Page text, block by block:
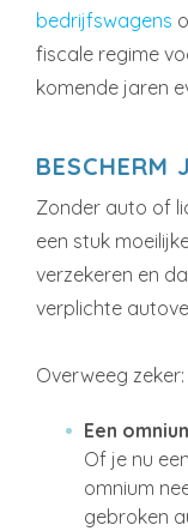
bedrijfswagens
fiscale regime
komende jaren
BESCHERM
Zonder auto of
een stuk
verzekeren en
verplichte
Overweeg zeker:
Een
Of je nu
omnium
gebroken